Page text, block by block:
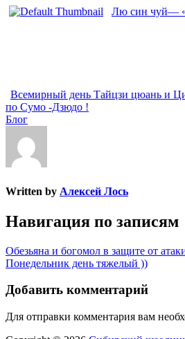
Лю син чуй—
Всемирный день Тайцзи цюань и
по Сумо -Дзюдо !
Блог
Written by Алексей Лось
Навигация по записям
Обезьяна и богомол в защите от
Понедельник день тяжелый ))
Добавить комментарий
Для отправки комментария вам